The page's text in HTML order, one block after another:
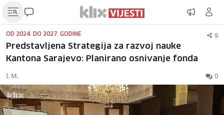
OD 2024. DO 2027. GODINE 9
Predstavljena Strategija za razvoj nauke
Kantona Sarajevo: Planirano osnivanje fonda
I. M. 0